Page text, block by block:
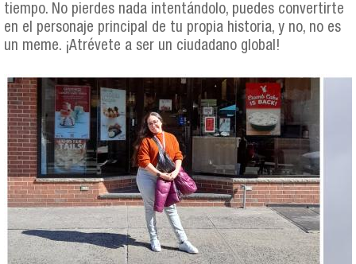
tiempo. No pierdes nada intentándolo, puedes convertirte
en el personaje principal de tu propia historia, y no, no es
un meme. ¡Atrévete a ser un ciudadano global!
daniela_collage.jpg